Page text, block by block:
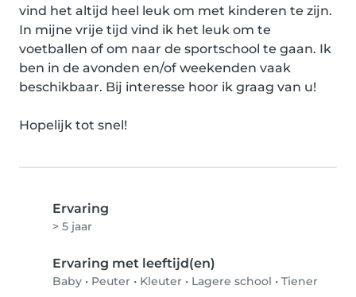
vind het altijd heel leuk om met kinderen te zijn.
In mijne vrije tijd vind ik het leuk om te
voetballen of om naar de sportschool te gaan. Ik
ben in de avonden en/of weekenden vaak
beschikbaar. Bij interesse hoor ik graag van u!
Hopelijk tot snel!
Ervaring
> 5 jaar
Ervaring met leeftijd(en)
Baby • Peuter • Kleuter • Lagere school • Tiener